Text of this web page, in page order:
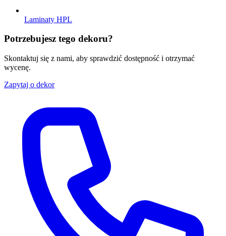
Laminaty HPL
Potrzebujesz tego dekoru?
Skontaktuj się z nami, aby sprawdzić dostępność i otrzymać
wycenę.
Zapytaj o dekor